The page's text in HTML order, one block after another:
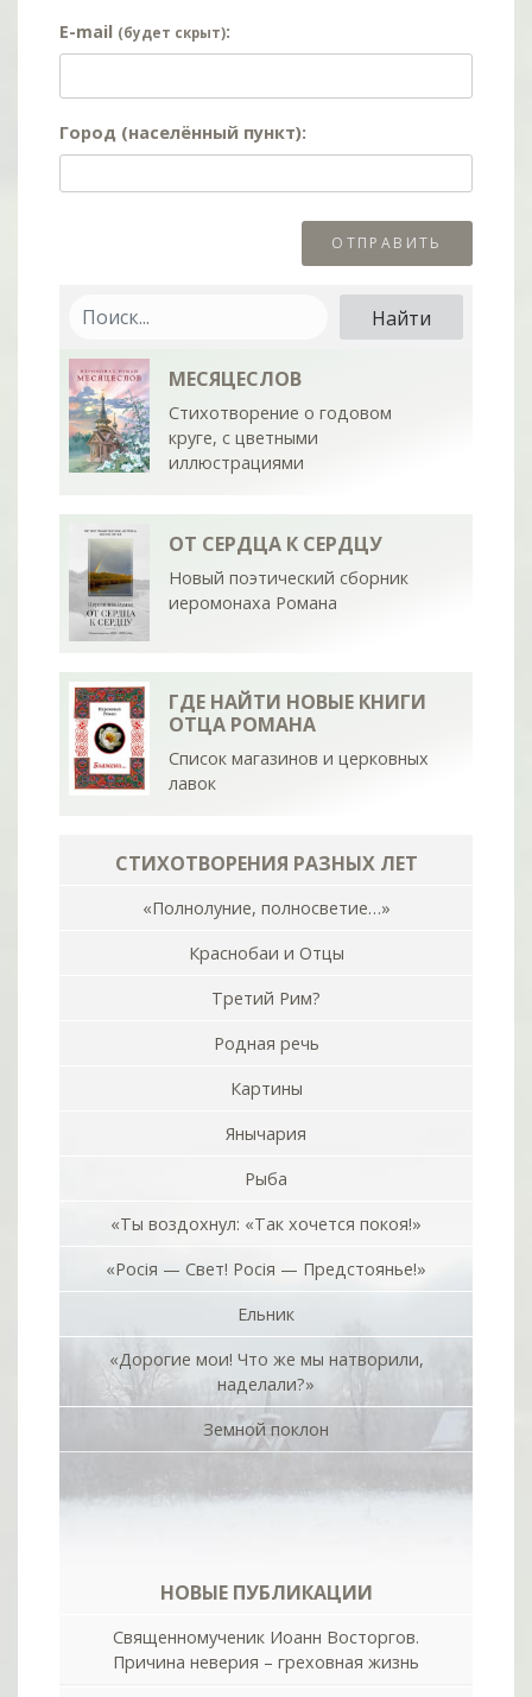
E-mail (будет скрыт):
Город (населённый пункт):
МЕСЯЦЕСЛОВ
Стихотворение о годовом
круге, с цветными
иллюстрациями
ОТ СЕРДЦА К СЕРДЦУ
Новый поэтический сборник
иеромонаха Романа
ГДЕ НАЙТИ НОВЫЕ КНИГИ
ОТЦА РОМАНА
Список магазинов и церковных
лавок
СТИХОТВОРЕНИЯ РАЗНЫХ ЛЕТ
«Полнолуние, полносветие…»
Краснобаи и Отцы
Третий Рим?
Родная речь
Картины
Янычария
Рыба
«Ты воздохнул: «Так хочется покоя!»
«Росiя — Свет! Росiя — Предстоянье!»
Ельник
«Дорогие мои! Что же мы натворили,
наделали?»
Земной поклон
НОВЫЕ ПУБЛИКАЦИИ
Священномученик Иоанн Восторгов.
Причина неверия – греховная жизнь